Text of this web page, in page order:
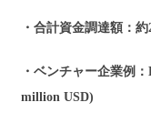
・合計資金調達額：
・ベンチャー企業例
million USD)